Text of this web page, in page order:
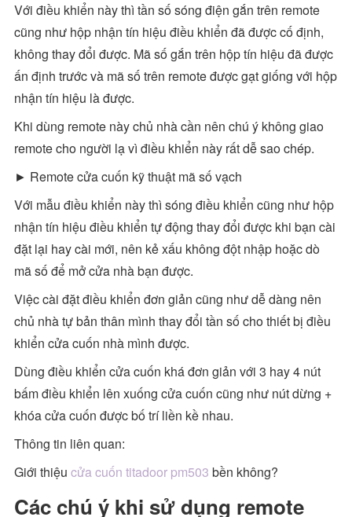
Với điều khiển này thì tần số sóng điện gắn trên remote
cũng như hộp nhận tín hiệu điều khiển đã được cố định,
không thay đổi được. Mã số gắn trên hộp tín hiệu đã được
ấn định trước và mã số trên remote được gạt giống với hộp
nhận tín hiệu là được.
Khi dùng remote này chủ nhà cần nên chú ý không giao
remote cho người lạ vì điều khiển này rất dễ sao chép.
► Remote cửa cuốn kỹ thuật mã số vạch
Với mẫu điều khiển này thì sóng điều khiển cũng như hộp
nhận tín hiệu điều khiển tự động thay đổi được khi bạn cài
đặt lại hay cài mới, nên kẻ xấu không đột nhập hoặc dò
mã số để mở cửa nhà bạn được.
Việc cài đặt điều khiển đơn giản cũng như dễ dàng nên
chủ nhà tự bản thân mình thay đổi tần số cho thiết bị điều
khiển cửa cuốn nhà mình được.
Dùng điều khiển cửa cuốn khá đơn giản với 3 hay 4 nút
bấm điều khiển lên xuống cửa cuốn cũng như nút dừng +
khóa cửa cuốn được bố trí liền kề nhau.
Thông tin liên quan:
Giới thiệucửa cuốn titadoor pm503 bền không?
Các chú ý khi sử dụng remote